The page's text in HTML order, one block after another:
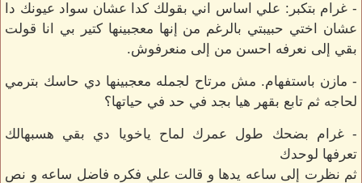
- غرام بتكبر: علي اساس اني بقولك كدا عشان سواد عيونك دا
عشان اختي حبيبتي بالرغم من إنها معجبينها كتير بي انا قولت
بقي إلى نعرفه احسن من إلى منعرفوش.
- مازن باستفهام. مش مرتاح لجمله معجبينها دي حاسك بترمي
لحاجه ثم تابع بقهر هيا بجد في حد في حياتها؟
- غرام بضحك طول عمرك لماح ياخويا دي بقي هسبهالك
تعرفها لوحدك
ثم نظرت إلى ساعه يدها و قالت علي فكره فاضل ساعه و نص